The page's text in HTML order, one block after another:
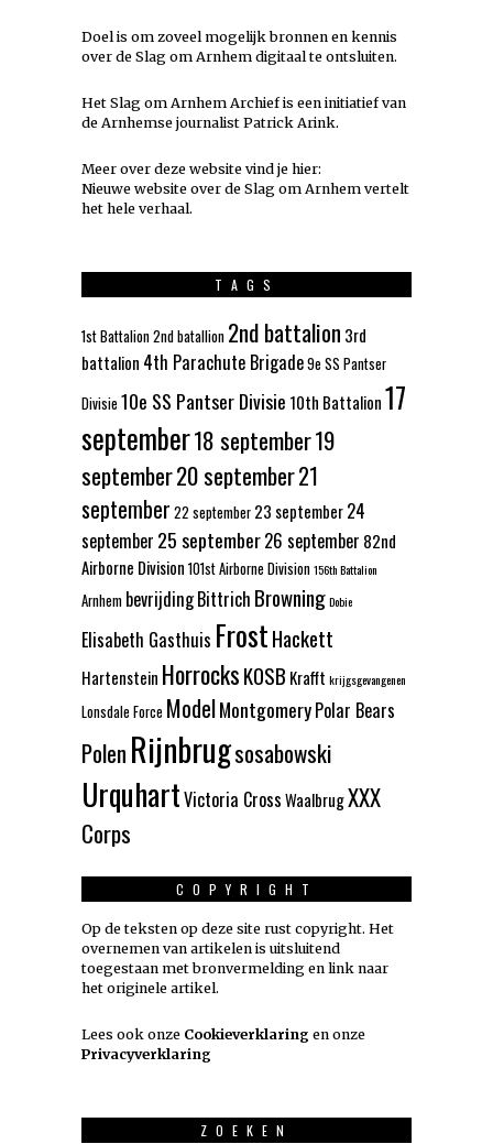
Doel is om zoveel mogelijkbronnen en kennis
over de Slag om Arnhem digitaal te ontsluiten.
Het Slag om Arnhem Archief is een initiatief van
de Arnhemse journalist Patrick Arink.
Meer over deze website vind je hier:
Nieuwe website over de Slag om Arnhem vertelt
het hele verhaal.
TAGS
1st Battalion2nd batallion 2nd battalion 3rd
battalion 4th Parachute Brigade9e SS Pantser
Divisie 10e SS Pantser Divisie 10th Battalion17
september18 september19
september20 september21
september 22 september 23 september24
september 25 september26 september 82nd
Airborne Division 101st Airborne Division156th Battalion
Arnhem bevrijdingBittrich BrowningDobie
Elisabeth Gasthuis FrostHackett
Hartenstein HorrocksKOSB Krafft krijgsgevangenen
Lonsdale Force ModelMontgomeryPolar Bears
PolenRijnbrugsosabowski
UrquhartVictoria CrossWaalbrugXXX
Corps
COPYRIGHT
Op de teksten op deze site rust copyright. Het
overnemen van artikelen is uitsluitend
toegestaan met bronvermelding en link naar
het originele artikel.
Lees ook onze Cookieverklaring en onze
Privacyverklaring
ZOEKEN